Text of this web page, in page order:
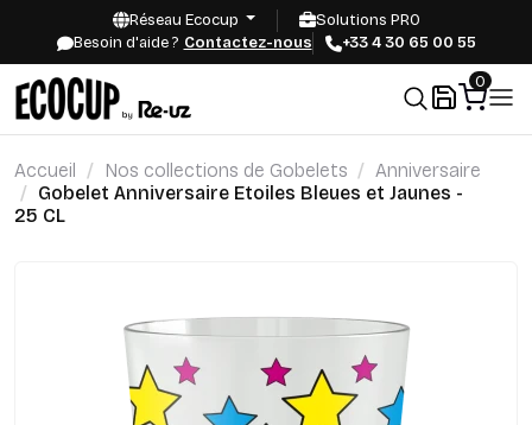
Réseau Ecocup
Solutions PRO
Besoin d'aide ? Contactez-nous +33 4 30 65 00 55
0
Accueil Nos collections de Gobelets
Anniversaire
Gobelet Anniversaire Etoiles Bleues et Jaunes -
25 CL